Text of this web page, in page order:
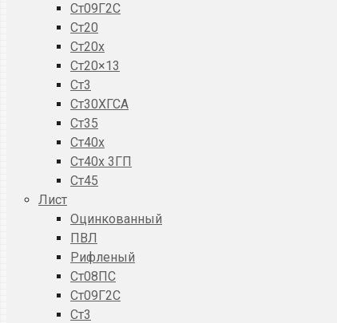
Ст09Г2С
Ст20
Ст20x
Ст20×13
Ст3
Ст30ХГСА
Ст35
Ст40х
Ст40х 3ГП
Ст45
Лист
Оцинкованный
ПВЛ
Рифленый
Ст08ПС
Ст09Г2С
Ст3